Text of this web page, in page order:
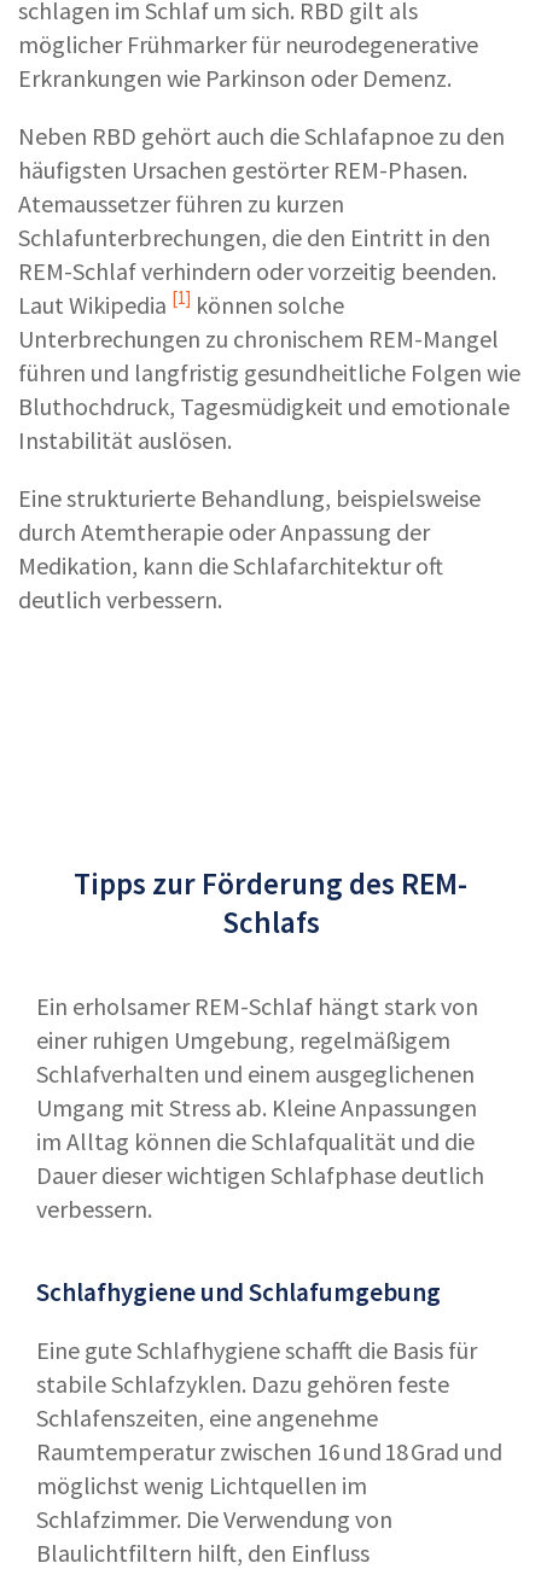
schlagen im Schlaf um sich. RBD gilt als
möglicher Frühmarker für neurodegenerative
Erkrankungen wie Parkinson oder Demenz.
Neben RBD gehört auch die Schlafapnoe zu den
häufigsten Ursachen gestörter REM-Phasen.
Atemaussetzer führen zu kurzen
Schlafunterbrechungen, die den Eintritt in den
REM-Schlaf verhindern oder vorzeitig beenden.
Laut Wikipedia [1] können solche
Unterbrechungen zu chronischem REM-Mangel
führen und langfristig gesundheitliche Folgen wie
Bluthochdruck, Tagesmüdigkeit und emotionale
Instabilität auslösen.
Eine strukturierte Behandlung, beispielsweise
durch Atemtherapie oder Anpassung der
Medikation, kann die Schlafarchitektur oft
deutlich verbessern.
Tipps zur Förderung des REM-
Schlafs
Ein erholsamer REM-Schlaf hängt stark von
einer ruhigen Umgebung, regelmäßigem
Schlafverhalten und einem ausgeglichenen
Umgang mit Stress ab. Kleine Anpassungen
im Alltag können die Schlafqualität und die
Dauer dieser wichtigen Schlafphase deutlich
verbessern.
Schlafhygiene und Schlafumgebung
Eine gute Schlafhygiene schafft die Basis für
stabile Schlafzyklen. Dazu gehören feste
Schlafenszeiten, eine angenehme
Raumtemperatur zwischen 16 und 18 Grad und
möglichst wenig Lichtquellen im
Schlafzimmer. Die Verwendung von
Blaulichtfiltern hilft, den Einfluss